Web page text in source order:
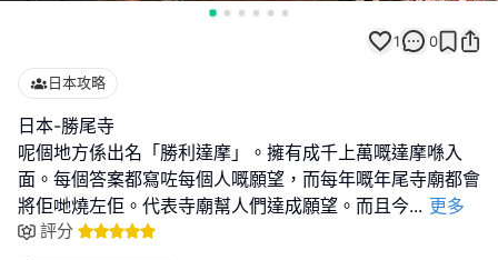
1 0
日本攻略
日本-勝尾寺
呢個地方係出名「勝利達摩」。擁有成千上萬嘅達摩喺入
面。每個答案都寫咗每個人嘅願望，而每年嘅年尾寺廟都會
將佢哋燒左佢。代表寺廟幫人們達成願望。而且今... 更多
評分